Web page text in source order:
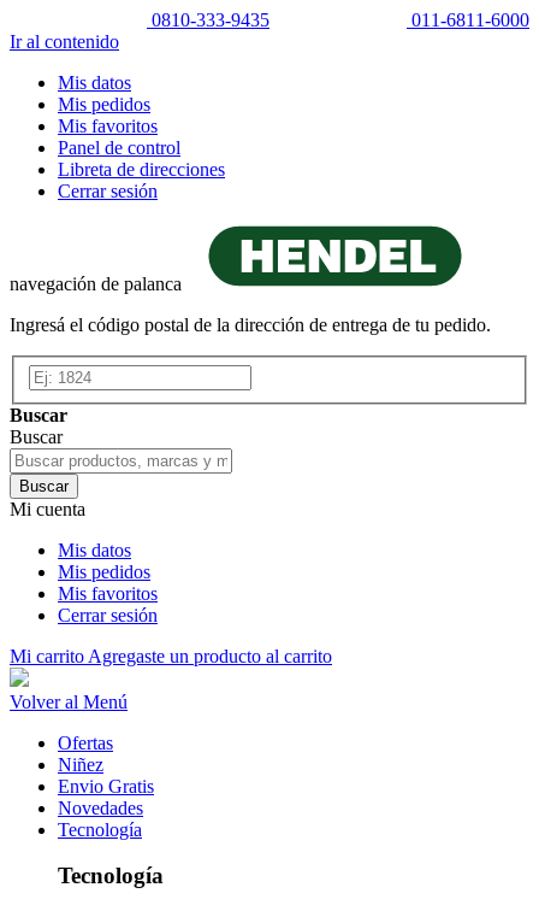
0810-333-9435
011-6811-6000
Ir al contenido
Mis datos
Mis pedidos
Mis favoritos
Panel de control
Libreta de direcciones
Cerrar sesión
navegación de palanca
Ingresá el código postal de la dirección de entrega de tu pedido.
Buscar
Buscar
Buscar
Mi cuenta
Mis datos
Mis pedidos
Mis favoritos
Cerrar sesión
Mi carrito Agregaste un producto al carrito
Volver al Menú
Ofertas
Niñez
Envio Gratis
Novedades
Tecnología
Tecnología